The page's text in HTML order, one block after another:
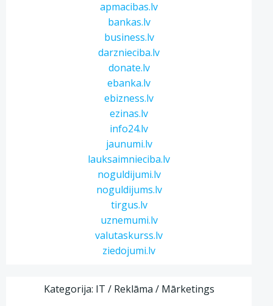
apmacibas.lv
bankas.lv
business.lv
darznieciba.lv
donate.lv
ebanka.lv
ebizness.lv
ezinas.lv
info24.lv
jaunumi.lv
lauksaimnieciba.lv
noguldijumi.lv
noguldijums.lv
tirgus.lv
uznemumi.lv
valutaskurss.lv
ziedojumi.lv
Kategorija: IT / Reklāma / Mārketings